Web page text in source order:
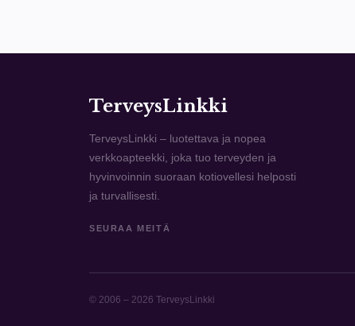
TerveysLinkki
TerveysLinkki – luotettava ja nopea
verkkoapteekki, joka tuo terveyden ja
hyvinvoinnin suoraan kotiovellesi helposti
ja turvallisesti.
SEURAA MEITÄ
© 2006 – 2026 TerveysLinkki